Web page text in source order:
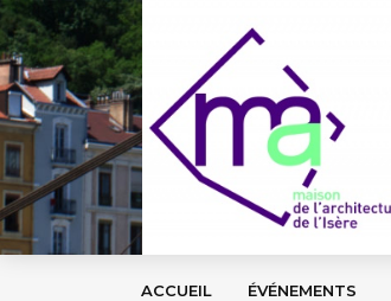
ACCUEIL ÉVÉNEMENTS